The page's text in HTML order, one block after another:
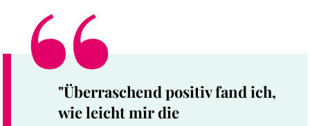
"Überraschend positiv fand ich,
wie leicht mir die